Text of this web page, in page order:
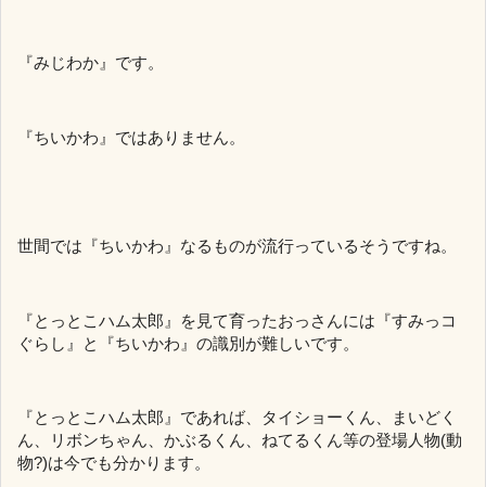
『みじわか』です。
『ちいかわ』ではありません。
世間では『ちいかわ』なるものが流行っているそうですね。
『とっとこハム太郎』を見て育ったおっさんには『すみっコ
ぐらし』と『ちいかわ』の識別が難しいです。
『とっとこハム太郎』であれば、タイショーくん、まいどく
ん、リボンちゃん、かぶるくん、ねてるくん等の登場人物(動
物?)は今でも分かります。